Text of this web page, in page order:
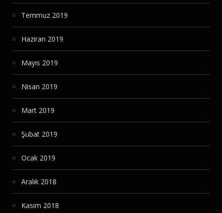
Temmuz 2019
Haziran 2019
Mayıs 2019
Nisan 2019
Mart 2019
Şubat 2019
Ocak 2019
Aralık 2018
Kasım 2018